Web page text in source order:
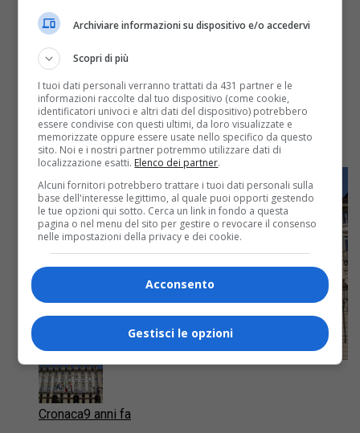
Cultura
Al Torino Outlet Village i giovani
artisti dell’Accademia Albertina
Il 25 settembre a partire dalle ore 12:00, in
collaborazione con l’Accademia Albertina, verranno
ospitati al Torino Outlet Village 4 giovani artisti che
realizzeranno delle tele...
Cronaca9 anni fa
Archiviare informazioni su dispositivo e/o accedervi
Scopri di più
I tuoi dati personali verranno trattati da 431 partner e le
informazioni raccolte dal tuo dispositivo (come cookie,
identificatori univoci e altri dati del dispositivo) potrebbero
essere condivise con questi ultimi, da loro visualizzate e
memorizzate oppure essere usate nello specifico da questo
sito. Noi e i nostri partner potremmo utilizzare dati di
localizzazione esatti. Elenco dei partner.
Alcuni fornitori potrebbero trattare i tuoi dati personali sulla
base dell'interesse legittimo, al quale puoi opporti gestendo
le tue opzioni qui sotto. Cerca un link in fondo a questa
pagina o nel menu del sito per gestire o revocare il consenso
nelle impostazioni della privacy e dei cookie.
Acconsento
Gestisci le opzioni